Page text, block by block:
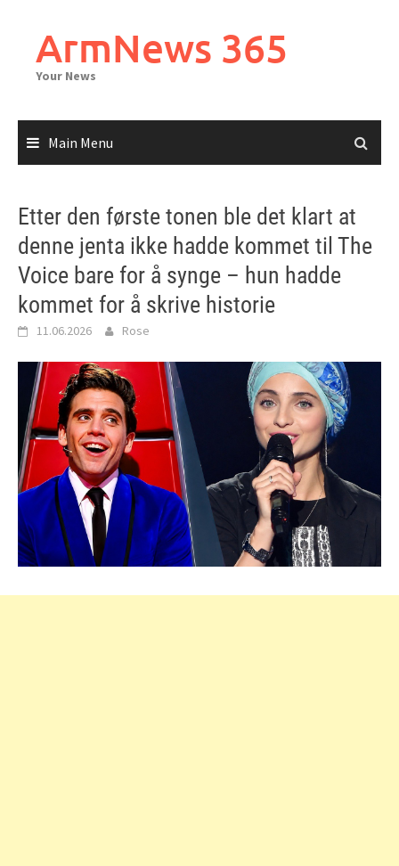
contentArmNews 365
Your News
Main Menu
Etter den første tonen ble det klart at
denne jenta ikke hadde kommet til The
Voice bare for å synge – hun hadde
kommet for å skrive historie
11.06.2026 Rose